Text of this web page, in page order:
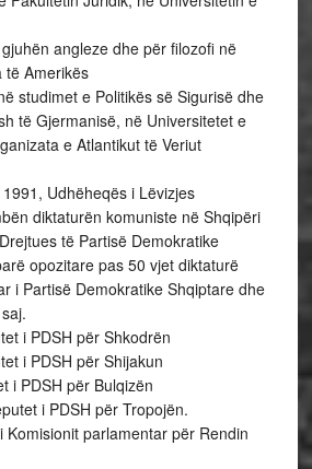
angleze dhe për filozofi në
të Amerikës
studimet e Politikës së Sigurisë dhe
të Gjermanisë, në Universitetet e
e Atlantikut të Veriut
Udhëheqës i Lëvizjes
diktaturën komuniste në Shqipëri
të Partisë Demokratike
opozitare pas 50 vjet diktaturë
i Partisë Demokratike Shqiptare dhe
i PDSH për Shkodrën
i PDSH për Shijakun
i PDSH për Bulqizën
i PDSH për Tropojën.
Komisionit parlamentar për Rendin